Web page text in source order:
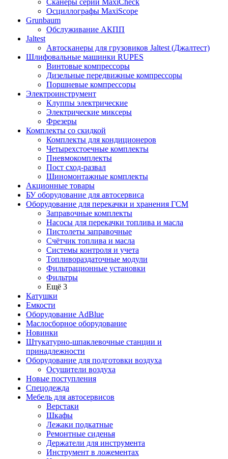
Сканеры серии MaxiCheck
Осциллографы MaxiScope
Grunbaum
Обслуживание АКПП
Jaltest
Автосканеры для грузовиков Jaltest (Джалтест)
Шлифовальные машинки RUPES
Винтовые компрессоры
Дизельные передвижные компрессоры
Поршневые компрессоры
Электроинструмент
Клуппы электрические
Электрические миксеры
Фрезеры
Комплекты со скидкой
Комплекты для кондиционеров
Четырехстоечные комплекты
Пневмокомплекты
Пост сход-развал
Шиномонтажные комплекты
Акционные товары
БУ оборудование для автосервиса
Оборудование для перекачки и хранения ГСМ
Заправочные комплекты
Насосы для перекачки топлива и масла
Пистолеты заправочные
Счётчик топлива и масла
Системы контроля и учета
Топливораздаточные модули
Фильтрационные установки
Фильтры
Ещё 3
Катушки
Емкости
Оборудование AdBlue
Маслосборное оборудование
Новинки
Штукатурно-шпаклевочные станции и
принадлежности
Оборудование для подготовки воздуха
Осушители воздуха
Новые поступления
Спецодежда
Мебель для автосервисов
Верстаки
Шкафы
Лежаки подкатные
Ремонтные сиденья
Держатели для инструмента
Инструмент в ложементах